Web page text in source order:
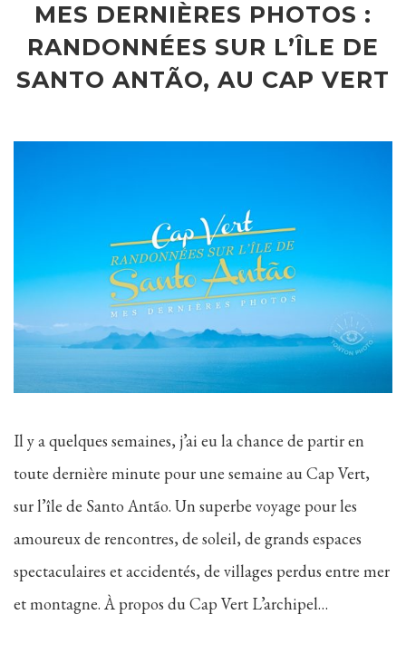
MES DERNIÈRES PHOTOS :
RANDONNÉES SUR L’ÎLE DE
SANTO ANTÃO, AU CAP VERT
Il y a quelques semaines, j’ai eu la chance de partir en
toute dernière minute pour une semaine au Cap Vert,
sur l’île de Santo Antão. Un superbe voyage pour les
amoureux de rencontres, de soleil, de grands espaces
spectaculaires et accidentés, de villages perdus entre mer
et montagne. À propos du Cap Vert L’archipel…